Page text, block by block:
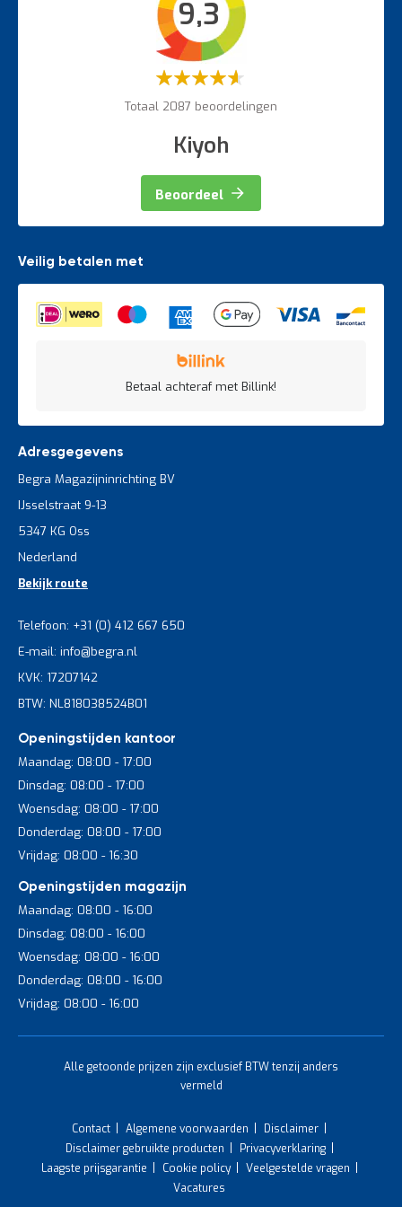
9,3
Waardering:
Totaal 2087 beoordelingen
Kiyoh
Beoordeel
Veilig betalen met
Betaal achteraf met Billink!
Adresgegevens
Begra Magazijninrichting BV
IJsselstraat 9-13
5347 KG Oss
Nederland
Bekijk route
Telefoon: +31 (0) 412 667 650
E-mail: info@begra.nl
KVK: 17207142
BTW: NL818038524B01
Openingstijden kantoor
Maandag: 08:00 - 17:00
Dinsdag: 08:00 - 17:00
Woensdag: 08:00 - 17:00
Donderdag: 08:00 - 17:00
Vrijdag: 08:00 - 16:30
Openingstijden magazijn
Maandag: 08:00 - 16:00
Dinsdag: 08:00 - 16:00
Woensdag: 08:00 - 16:00
Donderdag: 08:00 - 16:00
Vrijdag: 08:00 - 16:00
Alle getoonde prijzen zijn exclusief BTW tenzij anders
vermeld
Contact Algemene voorwaarden
Disclaimer
Disclaimer gebruikte producten
Privacyverklaring
Laagste prijsgarantie
Cookie policy
Veelgestelde vragen
Vacatures